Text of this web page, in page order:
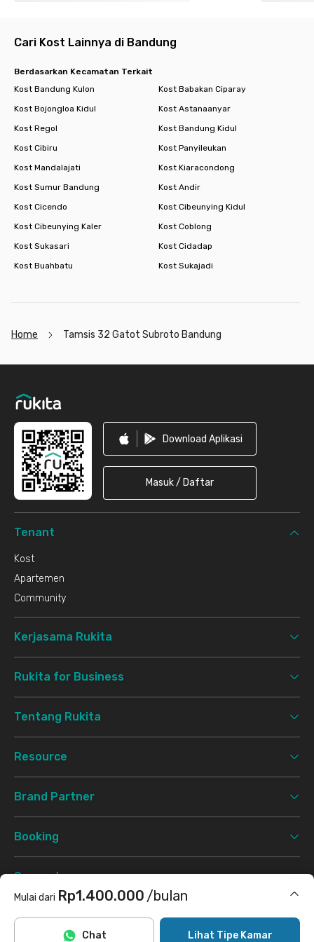
Mulai dari Rp1.400.000 /bulan
Termasuk internet/wifi, cleaning
Lihat Tipe Kamar
Chat
Cari Kost Lainnya di Bandung
Berdasarkan Kecamatan Terkait
Kost Bandung Kulon
Kost Babakan Ciparay
Kost Bojongloa Kidul
Kost Astanaanyar
Kost Regol
Kost Bandung Kidul
Kost Cibiru
Kost Panyileukan
Kost Mandalajati
Kost Kiaracondong
Kost Sumur Bandung
Kost Andir
Kost Cicendo
Kost Cibeunying Kidul
Kost Cibeunying Kaler
Kost Coblong
Kost Sukasari
Kost Cidadap
Kost Buahbatu
Kost Sukajadi
Home Tamsis 32 Gatot Subroto Bandung
Download Aplikasi
Masuk / Daftar
Tenant
Kost
Apartemen
Community
Kerjasama Rukita
Rukita for Business
Tentang Rukita
Resource
Brand Partner
Booking
Support
Syarat & Ketentuan Kebijakan Privasi